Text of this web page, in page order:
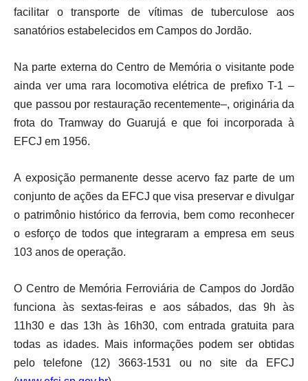
facilitar o transporte de vítimas de tuberculose aos
sanatórios estabelecidos em Campos do Jordão.
Na parte externa do Centro de Memória o visitante pode
ainda ver uma rara locomotiva elétrica de prefixo T-1 –
que passou por restauração recentemente–, originária da
frota do Tramway do Guarujá e que foi incorporada à
EFCJ em 1956.
A exposição permanente desse acervo faz parte de um
conjunto de ações da EFCJ que visa preservar e divulgar
o patrimônio histórico da ferrovia, bem como reconhecer
o esforço de todos que integraram a empresa em seus
103 anos de operação.
O Centro de Memória Ferroviária de Campos do Jordão
funciona às sextas-feiras e aos sábados, das 9h às
11h30 e das 13h às 16h30, com entrada gratuita para
todas as idades. Mais informações podem ser obtidas
pelo telefone (12) 3663-1531 ou no site da EFCJ